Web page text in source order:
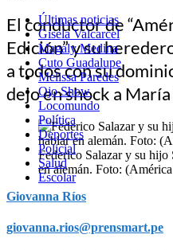
Últimas noticias
Gisela Valcarcel
Magaly Medina
Cuto Guadalupe
Melissa Paredes
Ojo Show
Locomundo
Política
Deportes
Policial
Salud
Escolar
El conductor de
Edición” y su
a todos con su
dejo en shock a
Federico Salazar y su hijo
en alemán. Foto:
Giovanna Ríos
giovanna.rios@prensmart.pe